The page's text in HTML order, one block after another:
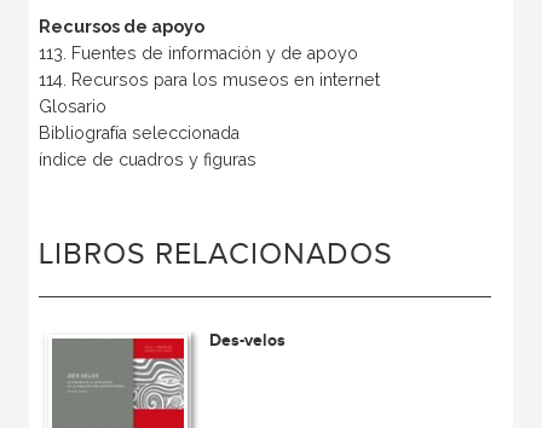
Recursos de apoyo
113. Fuentes de información y de apoyo
114. Recursos para los museos en internet
Glosario
Bibliografía seleccionada
índice de cuadros y figuras
LIBROS RELACIONADOS
Des-velos